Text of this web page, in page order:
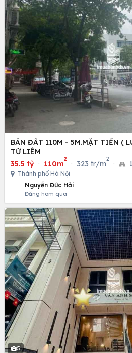
BÁN ĐẤT 110M - 5M.MẶT TIỀN (
TỪ LIÊM
35.5 tỷ · 110m
2
· 323 tr/m
2
·
Thành phố Hà Nội
Nguyễn Đức Hải
Đăng hôm qua
5